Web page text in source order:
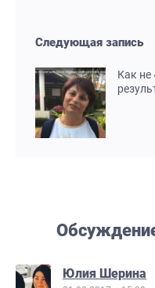
Следующая запись
Как не
Юлия Шерина